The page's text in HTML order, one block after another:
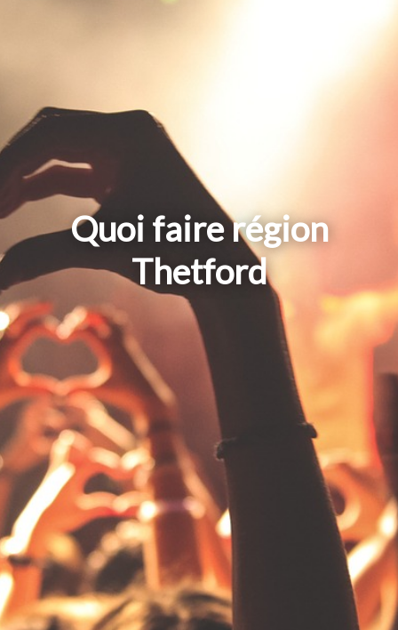
Quoi faire région
Thetford